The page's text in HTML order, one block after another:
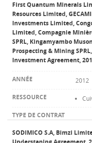
First Quantum Minerals
Resources Limited,
Investments Limited,
Limited, Compagnie
SPRL, Kingamyambo
Prospecting & Mining
Investment Agreement,
2012
SODIMICO S.A, Bimzi